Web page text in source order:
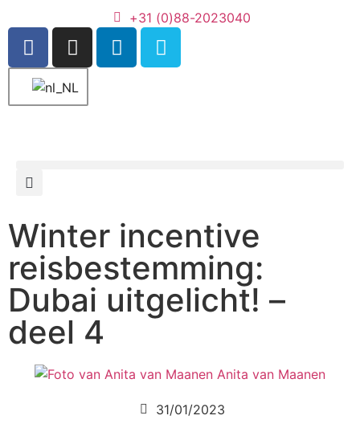
+31 (0)88-2023040
Winter incentive
reisbestemming:
Dubai uitgelicht! –
deel 4
Anita van Maanen
31/01/2023